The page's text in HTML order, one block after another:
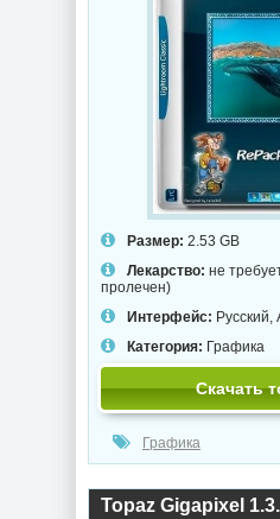
Размер: 2.53 GB
Лекарство: не
пролечен)
Интерфейс: Русский,
Категория: Графика
Скачать
Графика
Topaz Gigapixel